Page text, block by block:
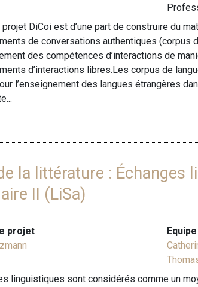
projet DiCoi est d’une part de construire du
de conversations authentiques (corpus
des compétences d’interactions de
d’interactions libres.Les corpus de
l’enseignement des langues étrangères
la littérature :
II (LiSa)
projet
Equipe
linguistiques sont considérés comme un